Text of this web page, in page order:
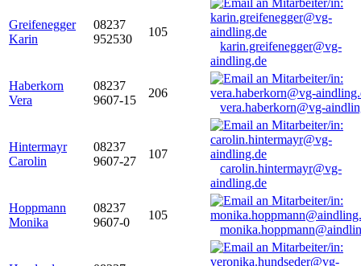
Greifenegger
Karin
08237
952530
105
karin.greifenegger@vg-
aindling.de
Haberkorn
Vera
08237
9607-15
206
vera.haberkorn@vg-
Hintermayr
Carolin
08237
9607-27
107
carolin.hintermayr@vg-
aindling.de
Hoppmann
Monika
08237
9607-0
105